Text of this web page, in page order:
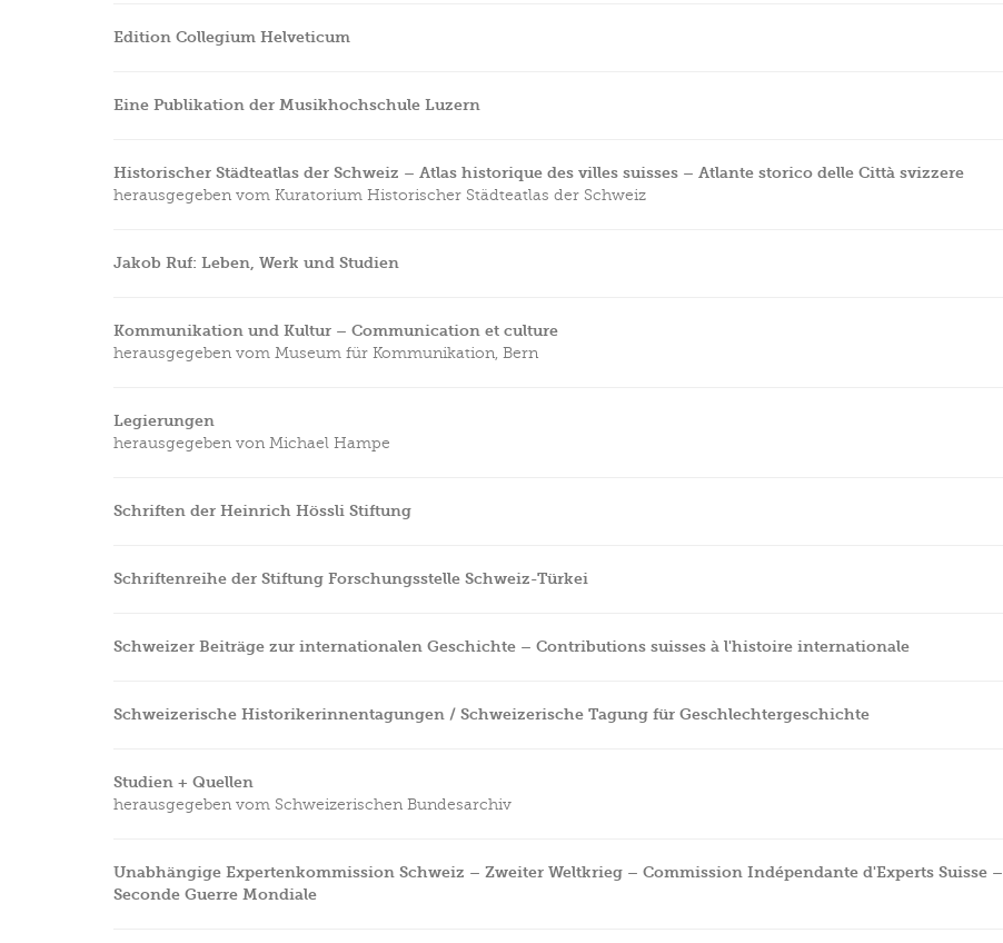
Edition Collegium Helveticum
Eine Publikation der Musikhochschule Luzern
Historischer Städteatlas der Schweiz – Atlas historique des villes suisses – Atlante storico delle Città svizzere
herausgegeben vom Kuratorium Historischer Städteatlas der Schweiz
Jakob Ruf: Leben, Werk und Studien
Kommunikation und Kultur – Communication et culture
herausgegeben vom Museum für Kommunikation, Bern
Legierungen
herausgegeben von Michael Hampe
Schriften der Heinrich Hössli Stiftung
Schriftenreihe der Stiftung Forschungsstelle Schweiz-Türkei
Schweizer Beiträge zur internationalen Geschichte – Contributions suisses à l'histoire internationale
Schweizerische Historikerinnentagungen / Schweizerische Tagung für Geschlechtergeschichte
Studien + Quellen
herausgegeben vom Schweizerischen Bundesarchiv
Unabhängige Expertenkommission Schweiz – Zweiter Weltkrieg – Commission Indépendante d'Experts Suisse –
Seconde Guerre Mondiale